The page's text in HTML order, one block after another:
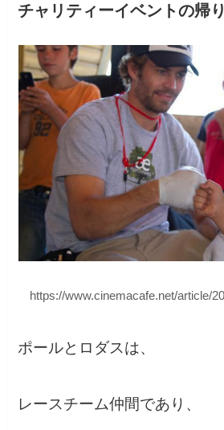
チャリティーイベントの帰
https://www.cinemacafe.net/article/
ポールとロダスは、
レースチーム仲間であり、